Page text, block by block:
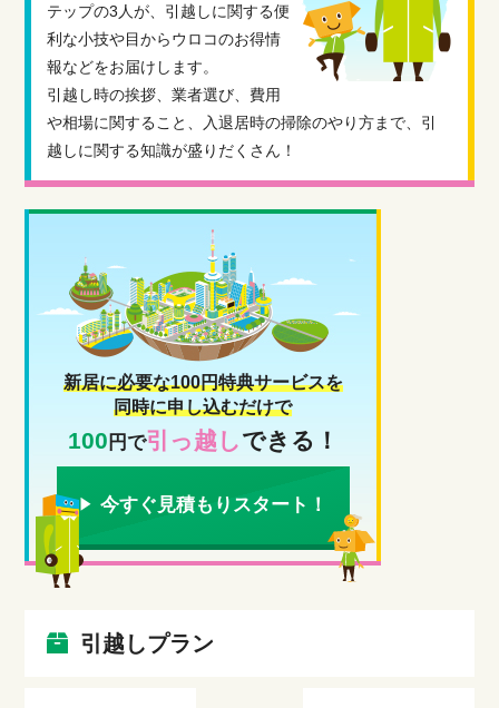
テップの3人が、引越しに関する便
利な小技や目からウロコのお得情
報などをお届けします。
引越し時の挨拶、業者選び、費用
や相場に関すること、入退居時の掃除のやり方まで、引
越しに関する知識が盛りだくさん！
新居に必要な100円特典サービスを
同時に申し込むだけで
100 円で引っ越しできる！
今すぐ見積もりスタート！
引越しプラン